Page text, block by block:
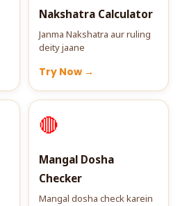
Nakshatra Calculator
Janma Nakshatra aur ruling
deity jaane
Try Now →
🔴
Mangal Dosha
Checker
Mangal dosha check karein